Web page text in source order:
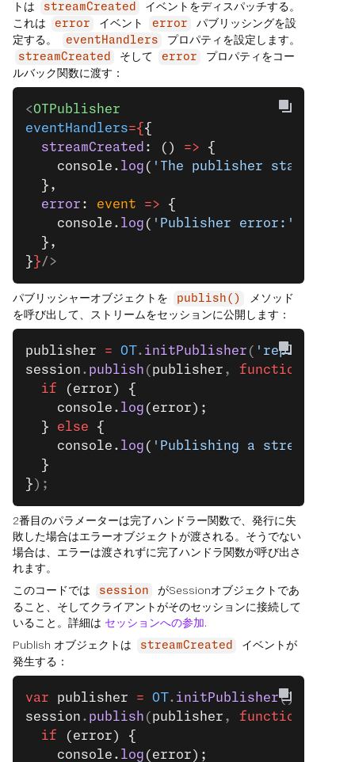
トは streamCreated
イベントをディスパッチする。
これは
error イベント error
パブリッシングを設
定する。
eventHandlers プロパティを設定します。
streamCreated そして error
プロパティをコー
ルバック関数に渡す：
<OTPublisher
eventHandlers={ {
  streamCreated
: () => {
    console.
log ( 'The publisher started
  },
  error
: event => {
    console.
log ( 'Publisher error:'
  },
} }/>
パブリッシャーオブジェクトを publish()
メソッド
を呼び出して、ストリームをセッションに公開します：
publisher = OT. initPublisher (
session . publish ( publisher , function
  if
(error) {
    console.
log (error);
  }
else {
    console.
log ( 'Publishing a stream.'
  }
} );
2番目のパラメーターは完了ハンドラー関数で、発行に失
敗した場合はエラーオブジェクトが渡される。そうでない
場合は、エラーは渡されずに完了ハンドラ関数が呼び出さ
れます。
このコードでは
session
がSessionオブジェクトであ
ること、そしてクライアントがそのセッションに接続して
いること。詳細は セッションへの参加.
Publish オブジェクトは
streamCreated
イベントが
発生する：
var publisher = OT. initPublisher();
session . publish ( publisher , function
  if
(error) {
    console.
log (error);